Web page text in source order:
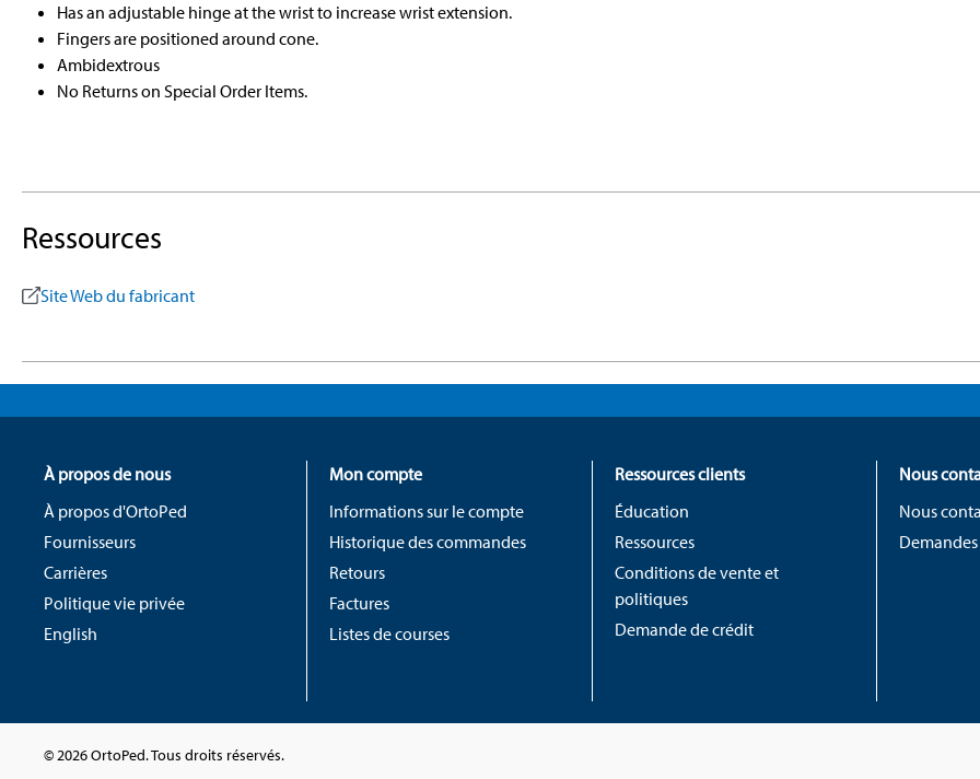
Has an adjustable hinge at the wrist to increase wrist extension.
Fingers are positioned around cone.
Ambidextrous
No Returns on Special Order Items.
Ressources
Site Web du fabricant
À propos de nous
À propos d'OrtoPed
Fournisseurs
Carrières
Politique vie privée
English
Mon compte
Informations sur le compte
Historique des commandes
Retours
Factures
Listes de courses
Ressources clients
Éducation
Ressources
Conditions de vente et
politiques
Demande de crédit
Nous
Nous
© 2026 OrtoPed. Tous droits réservés.